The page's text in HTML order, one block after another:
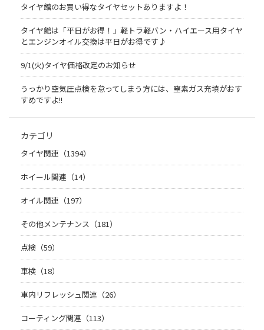
タイヤ館のお買い得なタイヤセットありますよ！
タイヤ館は「平日がお得！」軽トラ軽バン・ハイエース用タイヤ
とエンジンオイル交換は平日がお得です♪
9/1(火)タイヤ価格改定のお知らせ
うっかり空気圧点検を怠ってしまう方には、窒素ガス充填がおす
すめですよ!!
カテゴリ
タイヤ関連（1394）
ホイール関連（14）
オイル関連（197）
その他メンテナンス（181）
点検（59）
車検（18）
車内リフレッシュ関連（26）
コーティング関連（113）